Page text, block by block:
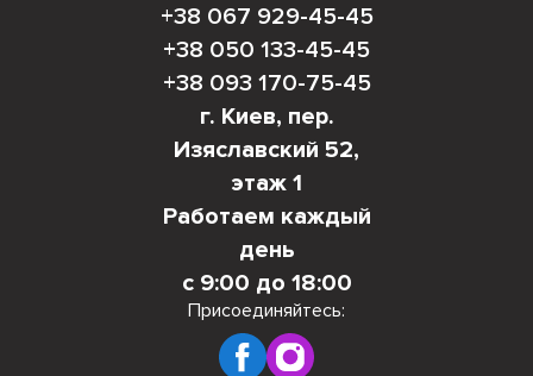
+38 067 929-45-45
+38 050 133-45-45
+38 093 170-75-45
г. Киев, пер.
Изяславский 52,
этаж 1
Работаем каждый
день
с 9:00 до 18:00
Присоединяйтесь: